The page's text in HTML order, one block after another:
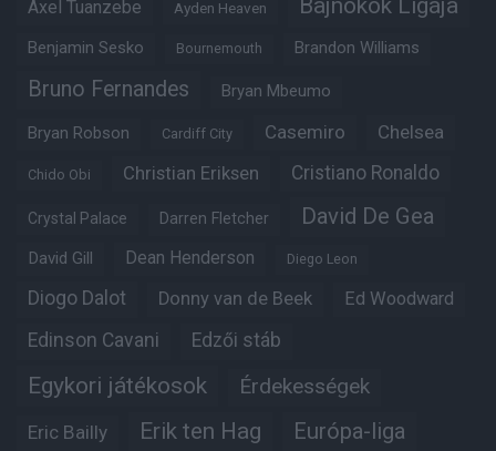
Axel Tuanzebe Ayden Heaven Bajnokok Ligája
Benjamin Sesko Bournemouth Brandon Williams
Bruno Fernandes Bryan Mbeumo
Bryan Robson Cardiff City Casemiro Chelsea
Chido Obi Christian Eriksen Cristiano Ronaldo
Crystal Palace Darren Fletcher David De Gea
David Gill Dean Henderson Diego Leon
Diogo Dalot Donny van de Beek Ed Woodward
Edinson Cavani Edzői stáb
Egykori játékosok Érdekességek
Eric Bailly Erik ten Hag Európa-liga